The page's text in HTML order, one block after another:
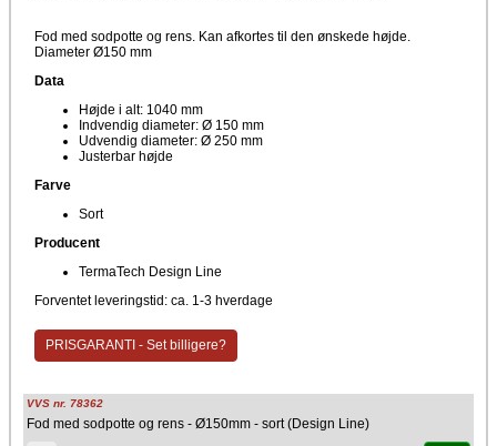
Fod med sodpotte og rens. Kan afkortes til den ønskede højde.
Diameter Ø150 mm
Data
Højde i alt: 1040 mm
Indvendig diameter: Ø 150 mm
Udvendig diameter: Ø 250 mm
Justerbar højde
Farve
Sort
Producent
TermaTech Design Line
Forventet leveringstid: ca. 1-3 hverdage
PRISGARANTI - Set billigere?
VVS nr. 78362
Fod med sodpotte og rens - Ø150mm - sort (Design Line)